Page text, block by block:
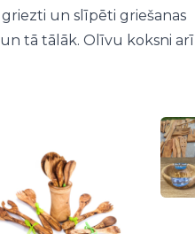
un slīpēti griešanas
tā tālāk. Olīvu koksni arī